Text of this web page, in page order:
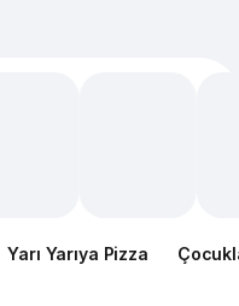
Yarı Yarıya Pizza